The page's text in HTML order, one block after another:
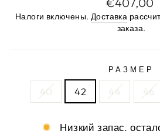
по
Налоги включены. Доставка
заказа.
РАЗМЕР
40 42 44 46
Низкий запас,